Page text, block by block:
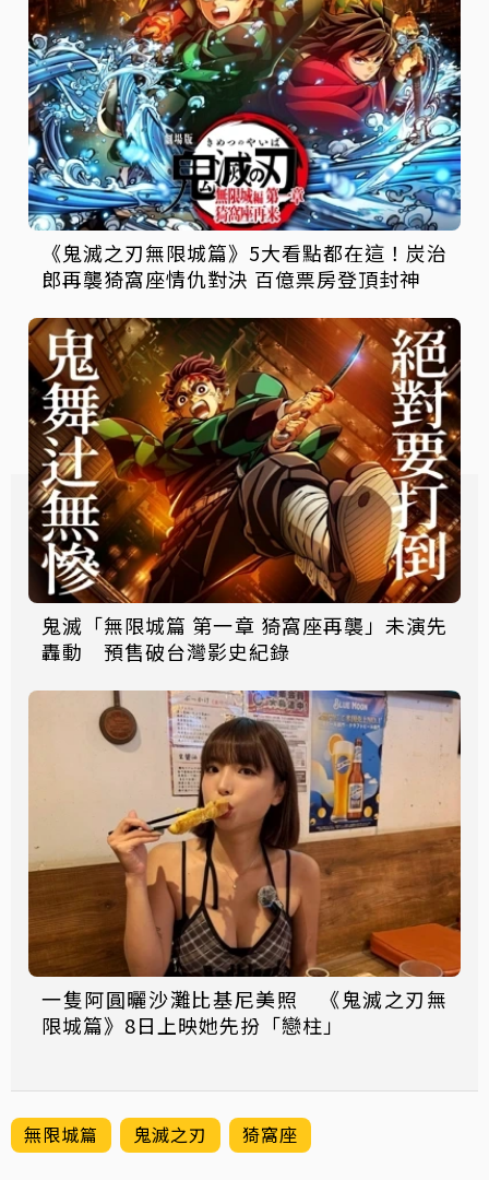
《鬼滅之刃無限城篇》5大看點都在這！炭治
郎再襲猗窩座情仇對決 百億票房登頂封神
鬼滅「無限城篇 第一章 猗窩座再襲」未演先
轟動 預售破台灣影史紀錄
一隻阿圓曬沙灘比基尼美照 《鬼滅之刃無
限城篇》8日上映她先扮「戀柱」
無限城篇 鬼滅之刃 猗窩座